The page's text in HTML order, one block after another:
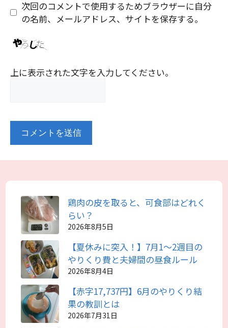
次回のコメントで使用するためブラウザーに自分
の名前、メールアドレス、サイトを保存する。
上に表示された文字を入力してください。
鶏肉の皮を取ると、可食部はどれく
らい？
2026年8月5日
【夏休みに突入！】7月1～2週目の
やりくり費と夫婦間の昼食ルール
2026年8月4日
【赤字17,737円】6月のやりくり結
果の教訓とは
2026年7月31日